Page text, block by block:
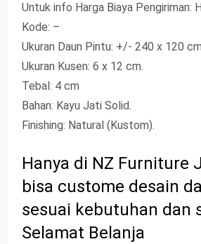
Untuk info Harga Biaya Pengiriman:
Kode: –
Ukuran Daun Pintu: +/- 240 x 120
Ukuran Kusen: 6 x 12 cm.
Tebal: 4 cm
Bahan: Kayu Jati Solid.
Finishing: Natural (Kustom).
Hanya di NZ Furniture
bisa custome desain
sesuai kebutuhan dan
Selamat Belanja